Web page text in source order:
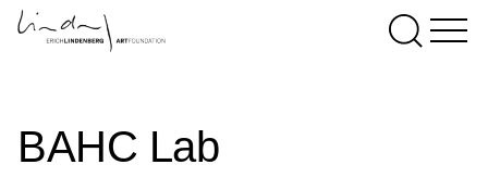
BAHC Lab